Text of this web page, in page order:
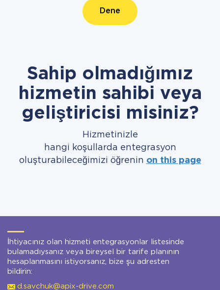
Dene
Sahip olmadığımız
hizmetin sahibi veya
geliştiricisi misiniz?
Hizmetinizle
hangi koşullarda entegrasyon
oluşturabileceğimizi öğrenin on this page
İhtiyacınız olan hizmeti entegrasyonlar listesinde
bulamadıysanız veya bireysel bir tarife planının
hesaplanmasını istiyorsanız, bize şu adresten
bildirin:
d.savchuk@apix-drive.com